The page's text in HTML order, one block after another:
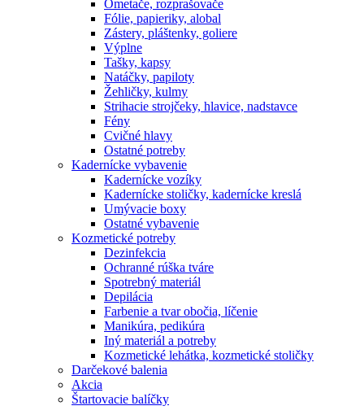
Ometače, rozprašovače
Fólie, papieriky, alobal
Zástery, pláštenky, goliere
Výplne
Tašky, kapsy
Natáčky, papiloty
Žehličky, kulmy
Strihacie strojčeky, hlavice, nadstavce
Fény
Cvičné hlavy
Ostatné potreby
Kadernícke vybavenie
Kadernícke vozíky
Kadernícke stoličky, kadernícke kreslá
Umývacie boxy
Ostatné vybavenie
Kozmetické potreby
Dezinfekcia
Ochranné rúška tváre
Spotrebný materiál
Depilácia
Farbenie a tvar obočia, líčenie
Manikúra, pedikúra
Iný materiál a potreby
Kozmetické lehátka, kozmetické stoličky
Darčekové balenia
Akcia
Štartovacie balíčky